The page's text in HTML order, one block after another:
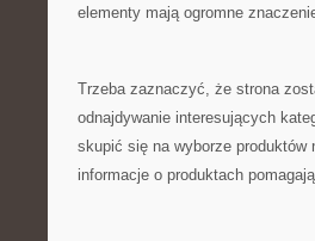
elementy mają ogromne
Trzeba zaznaczyć, że strona
odnajdywanie interesujących
skupić się na wyborze produktów
informacje o produktach